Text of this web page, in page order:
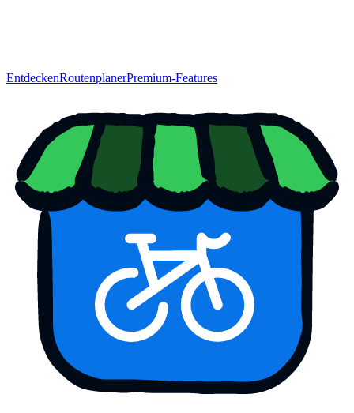
EntdeckenRoutenplanerPremium-Features